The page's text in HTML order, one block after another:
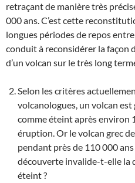
retraçant de manière très
000 ans. C’est cette
longues périodes de repos
conduit à reconsidérer la façon
d’un volcan sur le très long
Selon les critères
volcanologues, un volcan
comme éteint après environ
éruption. Or le volcan grec
pendant près de 110 000
découverte invalide-t-elle la
éteint ?